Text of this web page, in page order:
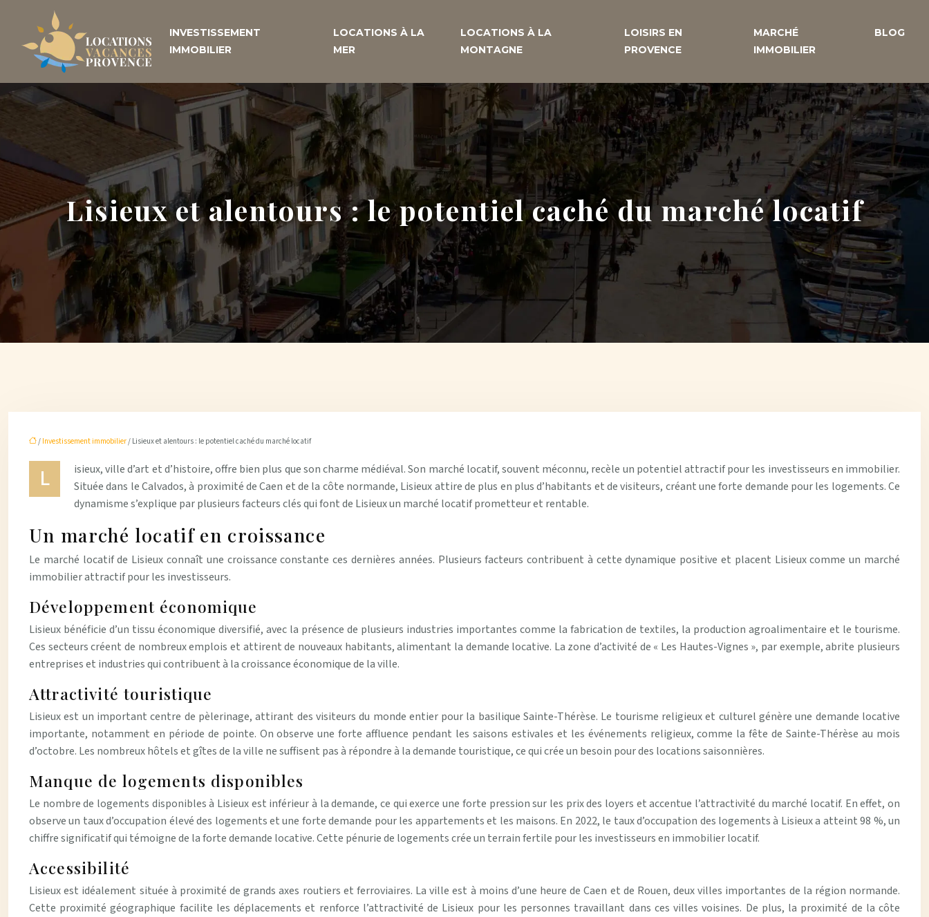
INVESTISSEMENT
IMMOBILIER
LOCATIONS À LA
MER
LOCATIONS À LA
MONTAGNE
LOISIRS EN
PROVENCE
MARCHÉ
IMMOBILIER
BLOG
Lisieux et alentours : le potentiel caché du marché locatif
/ Investissement immobilier/ Lisieux et alentours : le potentiel caché du marché locatif
L
isieux, ville d’art et d’histoire, offre bien plus que son charme médiéval. Son marché locatif, souvent méconnu, recèle un potentiel attractif pour les investisseurs en immobilier.
Située dans le Calvados, à proximité de Caen et de la côte normande, Lisieux attire de plus en plus d’habitants et de visiteurs, créant une forte demande pour les logements. Ce
dynamisme s’explique par plusieurs facteurs clés qui font de Lisieux un marché locatif prometteur et rentable.
Un marché locatif en croissance
Le marché locatif de Lisieux connaît une croissance constante ces dernières années. Plusieurs facteurs contribuent à cette dynamique positive et placent Lisieux comme un marché
immobilier attractif pour les investisseurs.
Développement économique
Lisieux bénéficie d’un tissu économique diversifié, avec la présence de plusieurs industries importantes comme la fabrication de textiles, la production agroalimentaire et le tourisme.
Ces secteurs créent de nombreux emplois et attirent de nouveaux habitants, alimentant la demande locative. La zone d’activité de « Les Hautes-Vignes », par exemple, abrite plusieurs
entreprises et industries qui contribuent à la croissance économique de la ville.
Attractivité touristique
Lisieux est un important centre de pèlerinage, attirant des visiteurs du monde entier pour la basilique Sainte-Thérèse. Le tourisme religieux et culturel génère une demande locative
importante, notamment en période de pointe. On observe une forte affluence pendant les saisons estivales et les événements religieux, comme la fête de Sainte-Thérèse au mois
d’octobre. Les nombreux hôtels et gîtes de la ville ne suffisent pas à répondre à la demande touristique, ce qui crée un besoin pour des locations saisonnières.
Manque de logements disponibles
Le nombre de logements disponibles à Lisieux est inférieur à la demande, ce qui exerce une forte pression sur les prix des loyers et accentue l’attractivité du marché locatif. En effet, on
observe un taux d’occupation élevé des logements et une forte demande pour les appartements et les maisons. En 2022, le taux d’occupation des logements à Lisieux a atteint 98 %, un
chiffre significatif qui témoigne de la forte demande locative. Cette pénurie de logements crée un terrain fertile pour les investisseurs en immobilier locatif.
Accessibilité
Lisieux est idéalement située à proximité de grands axes routiers et ferroviaires. La ville est à moins d’une heure de Caen et de Rouen, deux villes importantes de la région normande.
Cette proximité géographique facilite les déplacements et renforce l’attractivité de Lisieux pour les personnes travaillant dans ces villes voisines. De plus, la proximité de la côte